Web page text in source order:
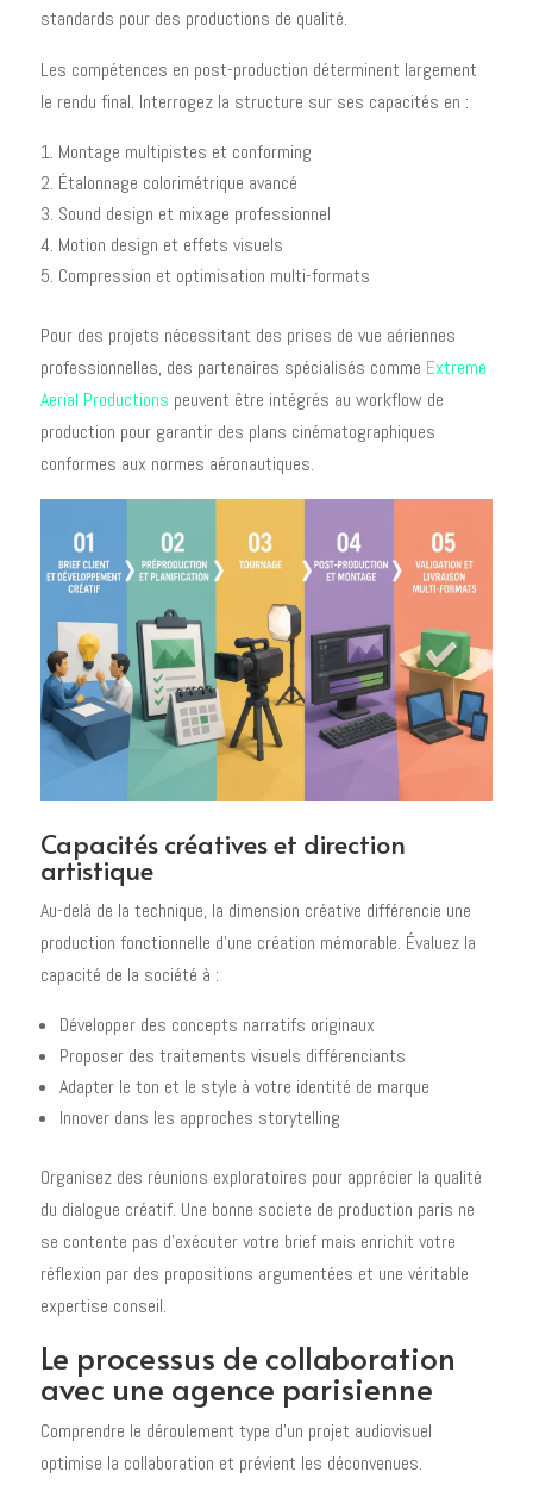
standards pour des productions de qualité.
Les compétences en post-production déterminent largement
le rendu final. Interrogez la structure sur ses capacités en :
Montage multipistes et conforming
Étalonnage colorimétrique avancé
Sound design et mixage professionnel
Motion design et effets visuels
Compression et optimisation multi-formats
Pour des projets nécessitant des prises de vue aériennes
professionnelles, des partenaires spécialisés comme Extreme
Aerial Productions peuvent être intégrés au workflow de
production pour garantir des plans cinématographiques
conformes aux normes aéronautiques.
Capacités créatives et direction
artistique
Au-delà de la technique, la dimension créative différencie une
production fonctionnelle d'une création mémorable. Évaluez la
capacité de la société à :
Développer des concepts narratifs originaux
Proposer des traitements visuels différenciants
Adapter le ton et le style à votre identité de marque
Innover dans les approches storytelling
Organisez des réunions exploratoires pour apprécier la qualité
du dialogue créatif. Une bonne societe de production paris ne
se contente pas d'exécuter votre brief mais enrichit votre
réflexion par des propositions argumentées et une véritable
expertise conseil.
Le processus de collaboration
avec une agence parisienne
Comprendre le déroulement type d'un projet audiovisuel
optimise la collaboration et prévient les déconvenues.